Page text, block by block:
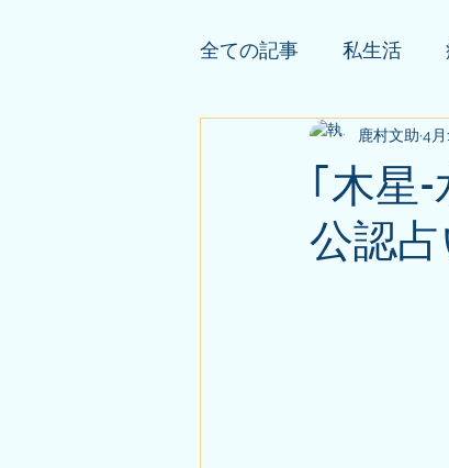
全ての記事 私生活
依頼者様の公開鑑定
｢木星
公認
鹿村文助 4月